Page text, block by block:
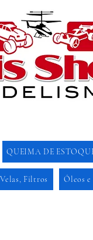
QUEIMA DE
Filtros Óleos e